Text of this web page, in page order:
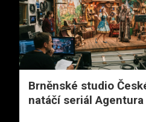
Brněnské studio
natáčí seriál Agentura